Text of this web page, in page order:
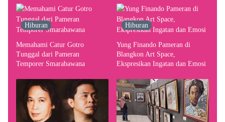
Hiburan
Memahami Catur Gotro
Tunggal dari Pameran
Temporer Smarabawana
Hiburan
Yung Finando Pameran di
Blangkon Art Space,
Ekspresikan Ingatan dan Emosi